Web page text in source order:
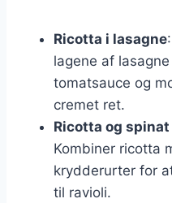
Ricotta i lasagne
lagene af
tomatsauce og
cremet ret.
Ricotta og
Kombiner ricotta
krydderurter for
til ravioli.